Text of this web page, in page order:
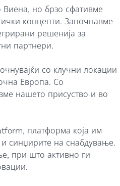
Виена, но брзо сфативме
концепти. Започнавме
решенија за
партнери.
со клучни локации
Европа. Со
нашето присуство и во
, платформа која им
синџирите на снабдување.
при што активно ги